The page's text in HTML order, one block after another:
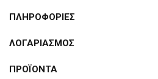
ΠΛΗΡΟΦΟΡΙΕΣ
ΛΟΓΑΡΙΑΣΜΟΣ
ΠΡΟΪΟΝΤΑ